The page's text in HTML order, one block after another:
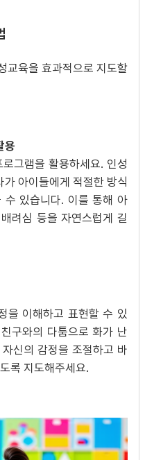
교육을 효과적으로 지도할
용
그램을 활용하세요. 인성
아이들에게 적절한 방식
수 있습니다. 이를 통해 아
려심 등을 자연스럽게 길
을 이해하고 표현할 수 있
구와의 다툼으로 화가 난
신의 감정을 조절하고 바
록 지도해주세요.